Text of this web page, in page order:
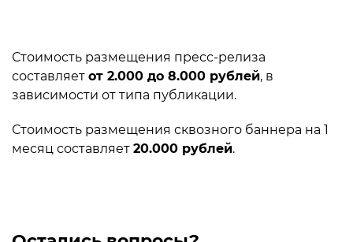
Стоимость размещения пресс-релиза
составляет от 2.000 до 8.000 рублей, в
зависимости от типа публикации.
Стоимость размещения сквозного баннера на 1
месяц составляет 20.000 рублей.